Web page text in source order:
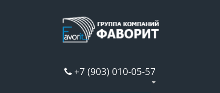
+7 (903) 010-05-57